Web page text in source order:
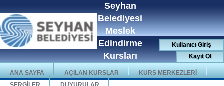
Seyhan
Belediyesi
Meslek
Edindirme
Kursları
Kullanıcı Giriş
Kayıt Ol
ANA SAYFA AÇILAN KURSLAR
KURS MERKEZLERİ